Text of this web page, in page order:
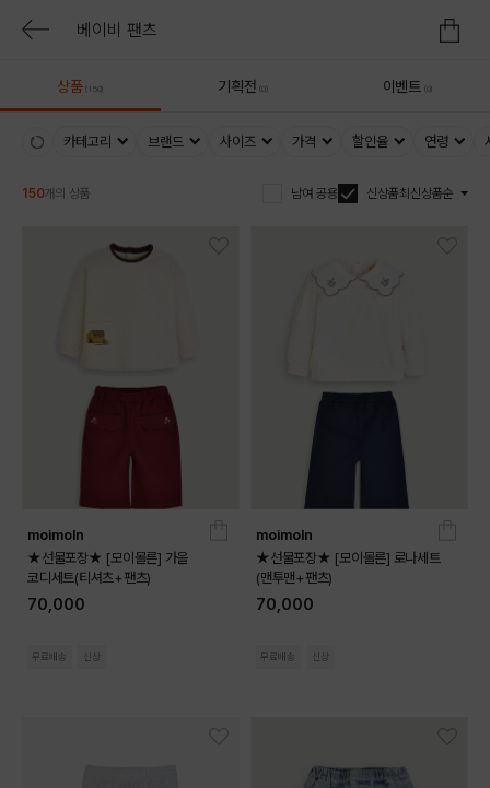
상품 (150) 기획전 (0) 이벤트 (0)
카테고리 브랜드 사이즈 가격 할인율 연령
150개의 상품 남여 공용 신상품최신상품순
moimoln
★선물포장★ [모이몰른] 가을
코디세트(티셔츠+팬츠)
70,000
무료배송 신상
moimoln
★선물포장★ [모이몰른] 로나세트
(맨투맨+팬츠)
70,000
무료배송 신상